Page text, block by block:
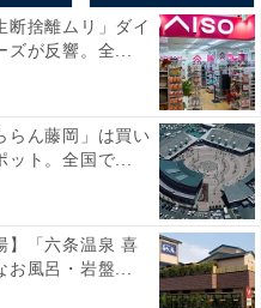
断捨離ムリ」ダイ
ズが反響。全...
らん藤岡」は買い
ト。全国で...
】「六条温泉 喜
風呂・岩盤...